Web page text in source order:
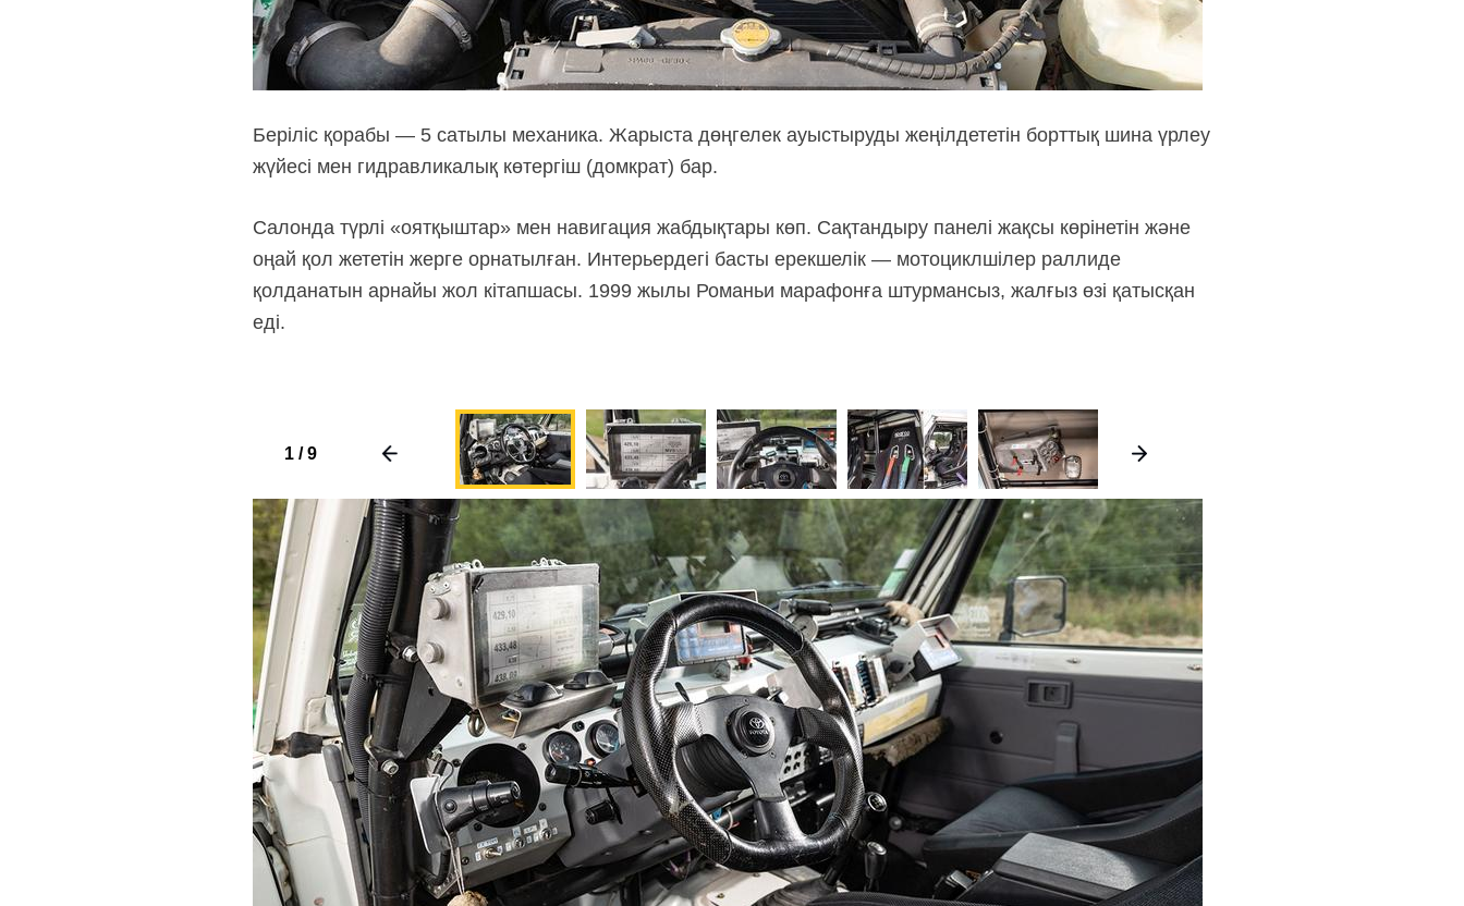
Беріліс қорабы — 5 сатылы механика. Жарыста дөңгелек ауыстыруды жеңілдететін борттық шина үрлеу
жүйесі мен гидравликалық көтергіш (домкрат) бар.
Салонда түрлі «оятқыштар» мен навигация жабдықтары көп. Сақтандыру панелі жақсы көрінетін және
оңай қол жететін жерге орнатылған. Интерьердегі басты ерекшелік — мотоциклшілер раллиде
қолданатын арнайы жол кітапшасы. 1999 жылы Романьи марафонға штурмансыз, жалғыз өзі қатысқан
еді.
1/9